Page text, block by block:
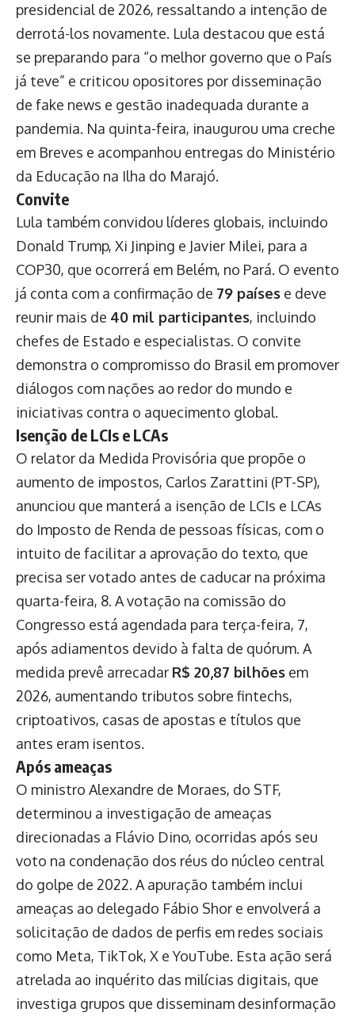
presidencial de 2026, ressaltando a intenção de
derrotá-los novamente. Lula destacou que está
se preparando para “o melhor governo que o País
já teve” e criticou opositores por disseminação
de fake news e gestão inadequada durante a
pandemia. Na quinta-feira, inaugurou uma creche
em Breves e acompanhou entregas do Ministério
da Educação na Ilha do Marajó.
Convite
Lula também convidou líderes globais, incluindo
Donald Trump, Xi Jinping e Javier Milei, para a
COP30, que ocorrerá em Belém, no Pará. O evento
já conta com a confirmação de 79 países e deve
reunir mais de 40 mil participantes, incluindo
chefes de Estado e especialistas. O convite
demonstra o compromisso do Brasil em promover
diálogos com nações ao redor do mundo e
iniciativas contra o aquecimento global.
Isenção de LCIs e LCAs
O relator da Medida Provisória que propõe o
aumento de impostos, Carlos Zarattini (PT-SP),
anunciou que manterá a isenção de LCIs e LCAs
do Imposto de Renda de pessoas físicas, com o
intuito de facilitar a aprovação do texto, que
precisa ser votado antes de caducar na próxima
quarta-feira, 8. A votação na comissão do
Congresso está agendada para terça-feira, 7,
após adiamentos devido à falta de quórum. A
medida prevê arrecadar R$ 20,87 bilhões em
2026, aumentando tributos sobre fintechs,
criptoativos, casas de apostas e títulos que
antes eram isentos.
Após ameaças
O ministro Alexandre de Moraes, do STF,
determinou a investigação de ameaças
direcionadas a Flávio Dino, ocorridas após seu
voto na condenação dos réus do núcleo central
do golpe de 2022. A apuração também inclui
ameaças ao delegado Fábio Shor e envolverá a
solicitação de dados de perfis em redes sociais
como Meta, TikTok, X e YouTube. Esta ação será
atrelada ao inquérito das milícias digitais, que
investiga grupos que disseminam desinformação